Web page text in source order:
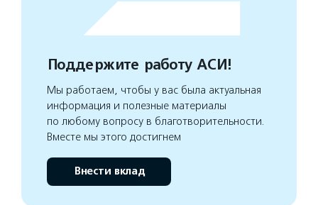
Поддержите работу АСИ!
Мы работаем, чтобы у вас была актуальная
информация и полезные материалы
по любому вопросу в благотворительности.
Вместе мы этого достигнем
Внести вклад